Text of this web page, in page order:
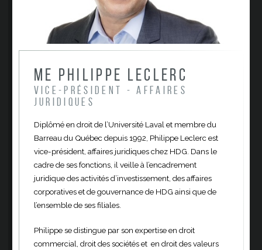
Me Philippe Leclerc
Vice-président - Affaires
juridiques
Diplômé en droit de l’Université Laval et membre du
Barreau du Québec depuis 1992, Philippe Leclerc est
vice-président, affaires juridiques chez HDG. Dans le
cadre de ses fonctions, il veille à l’encadrement
juridique des activités d’investissement, des affaires
corporatives et de gouvernance de HDG ainsi que de
l’ensemble de ses filiales.
Philippe se distingue par son expertise en droit
commercial, droit des sociétés et en droit des valeurs